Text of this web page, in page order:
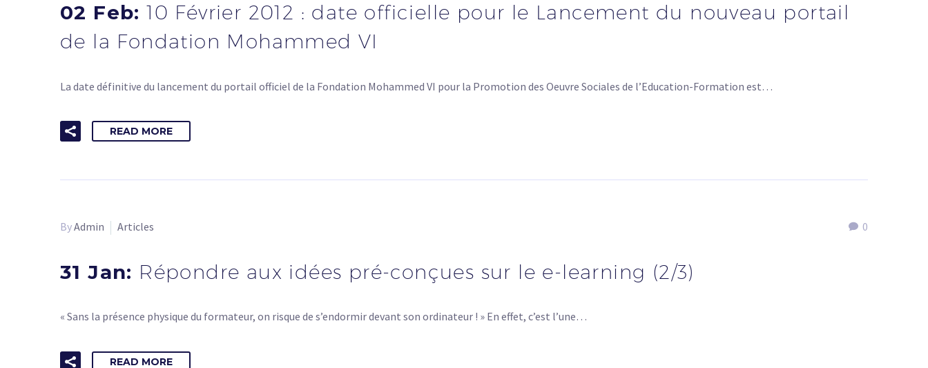
02 Feb:10 Février 2012 : date officielle pour le Lancement du nouveau portail
de la Fondation Mohammed VI
La date définitive du lancement du portail officiel de la Fondation Mohammed VI pour la Promotion des Oeuvre Sociales de l’Education-Formation est…
READ MORE
0
ByAdmin Articles
31 Jan: Répondre aux idées pré-conçues sur le e-learning (2/3)
« Sans la présence physique du formateur, on risque de s’endormir devant son ordinateur ! » En effet, c’est l’une…
READ MORE